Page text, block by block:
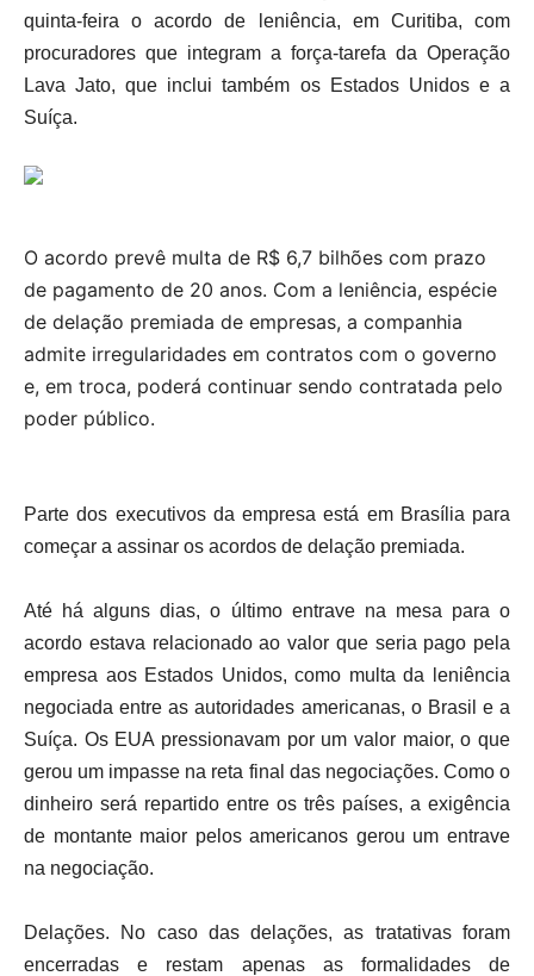
quinta-feira o acordo de leniência, em Curitiba, com
procuradores que integram a força-tarefa da Operação
Lava Jato, que inclui também os Estados Unidos e a
Suíça.
O acordo prevê multa de R$ 6,7 bilhões com prazo
de pagamento de 20 anos. Com a leniência, espécie
de delação premiada de empresas, a companhia
admite irregularidades em contratos com o governo
e, em troca, poderá continuar sendo contratada pelo
poder público.
Parte dos executivos da empresa está em Brasília para
começar a assinar os acordos de delação premiada.
Até há alguns dias, o último entrave na mesa para o
acordo estava relacionado ao valor que seria pago pela
empresa aos Estados Unidos, como multa da leniência
negociada entre as autoridades americanas, o Brasil e a
Suíça. Os EUA pressionavam por um valor maior, o que
gerou um impasse na reta final das negociações. Como o
dinheiro será repartido entre os três países, a exigência
de montante maior pelos americanos gerou um entrave
na negociação.
Delações. No caso das delações, as tratativas foram
encerradas e restam apenas as formalidades de